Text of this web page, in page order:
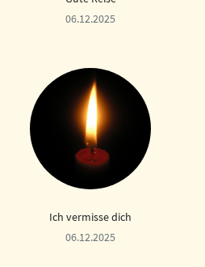
06.12.2025
Ich vermisse dich
06.12.2025